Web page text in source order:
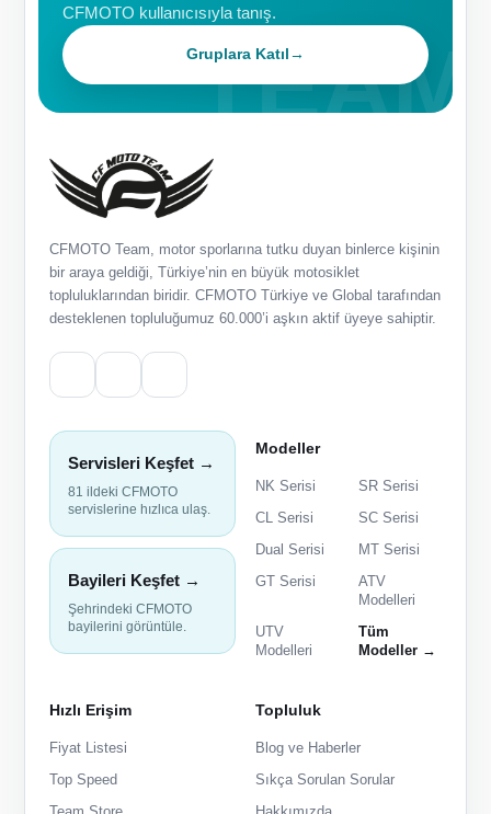
CFMOTO kullanıcısıyla tanış.
Gruplara Katıl→
CFMOTO Team, motor sporlarına tutku duyan binlerce kişinin
bir araya geldiği, Türkiye’nin en büyük motosiklet
topluluklarından biridir. CFMOTO Türkiye ve Global tarafından
desteklenen topluluğumuz 60.000’i aşkın aktif üyeye sahiptir.
Servisleri Keşfet →
81 ildeki CFMOTO
servislerine hızlıca ulaş.
Bayileri Keşfet →
Şehrindeki CFMOTO
bayilerini görüntüle.
Modeller
NK Serisi
SR Serisi
CL Serisi
SC Serisi
Dual Serisi
MT Serisi
GT Serisi
ATV
Modelleri
UTV
Modelleri
Tüm
Modeller →
Hızlı Erişim
Fiyat Listesi
Top Speed
Topluluk
Blog ve Haberler
Sıkça Sorulan Sorular